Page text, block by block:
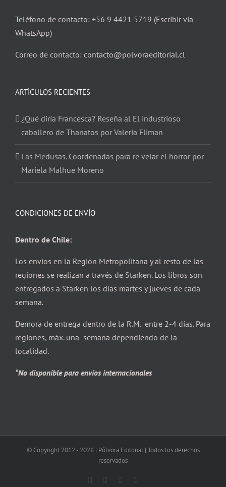
Teléfono de contacto: +56 9 4421 5719 (Escribir vía
WhatsApp)
Correo de contacto: contacto@polvoraeditorial.cl
ARTÍCULOS RECIENTES
¿Qué diría Francesca? Reseña al El industrioso
caballero de Thanatos por Valeria Fliman
Las Medusas. Coordenadas para re velar el horror por
Mariela Malhue Moreno
CONDICIONES DE ENVÍO
Dentro de Chile:
Los envíos en la Región Metropolitana y al resto de las
regiones se realizan a través de Starken. Los libros son
entregados a Starken los días martes y jueves de cada
semana.
Demora de entrega dentro de la R.M. entre 2-4 días. Para
regiones, máx. una semana dependiendo de la
localidad.
*No disponible para envíos internacionales
© Copyright 2012 - 2026 | Pólvora Editorial | Todos los derechos
reservados
Facebook Instagram